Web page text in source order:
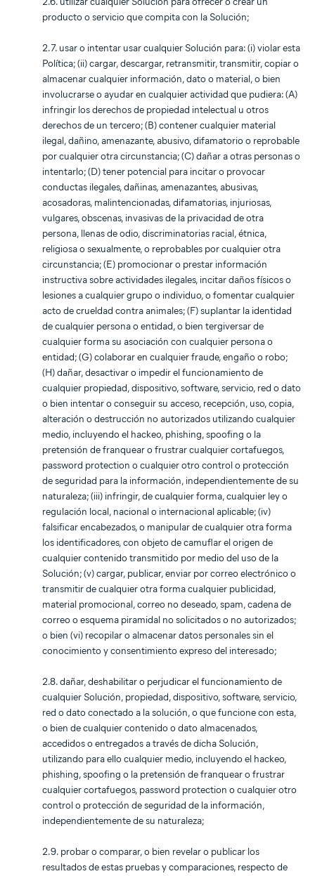
producto o servicio que compita con la Solución;
2.7. usar o intentar usar cualquier Solución para: (i) violar esta
Política; (ii) cargar, descargar, retransmitir, transmitir, copiar o
almacenar cualquier información, dato o material, o bien
involucrarse o ayudar en cualquier actividad que pudiera: (A)
infringir los derechos de propiedad intelectual u otros
derechos de un tercero; (B) contener cualquier material
ilegal, dañino, amenazante, abusivo, difamatorio o reprobable
por cualquier otra circunstancia; (C) dañar a otras personas o
intentarlo; (D) tener potencial para incitar o provocar
conductas ilegales, dañinas, amenazantes, abusivas,
acosadoras, malintencionadas, difamatorias, injuriosas,
vulgares, obscenas, invasivas de la privacidad de otra
persona, llenas de odio, discriminatorias racial, étnica,
religiosa o sexualmente, o reprobables por cualquier otra
circunstancia; (E) promocionar o prestar información
instructiva sobre actividades ilegales, incitar daños físicos o
lesiones a cualquier grupo o individuo, o fomentar cualquier
acto de crueldad contra animales; (F) suplantar la identidad
de cualquier persona o entidad, o bien tergiversar de
cualquier forma su asociación con cualquier persona o
entidad; (G) colaborar en cualquier fraude, engaño o robo;
(H) dañar, desactivar o impedir el funcionamiento de
cualquier propiedad, dispositivo, software, servicio, red o dato
o bien intentar o conseguir su acceso, recepción, uso, copia,
alteración o destrucción no autorizados utilizando cualquier
medio, incluyendo el hackeo, phishing, spoofing o la
pretensión de franquear o frustrar cualquier cortafuegos,
password protection o cualquier otro control o protección
de seguridad para la información, independientemente de su
naturaleza; (iii) infringir, de cualquier forma, cualquier ley o
regulación local, nacional o internacional aplicable; (iv)
falsificar encabezados, o manipular de cualquier otra forma
los identificadores, con objeto de camuflar el origen de
cualquier contenido transmitido por medio del uso de la
Solución; (v) cargar, publicar, enviar por correo electrónico o
transmitir de cualquier otra forma cualquier publicidad,
material promocional, correo no deseado, spam, cadena de
correo o esquema piramidal no solicitados o no autorizados;
o bien (vi) recopilar o almacenar datos personales sin el
conocimiento y consentimiento expreso del interesado;
2.8. dañar, deshabilitar o perjudicar el funcionamiento de
cualquier Solución, propiedad, dispositivo, software, servicio,
red o dato conectado a la solución, o que funcione con esta,
o bien de cualquier contenido o dato almacenados,
accedidos o entregados a través de dicha Solución,
utilizando para ello cualquier medio, incluyendo el hackeo,
phishing, spoofing o la pretensión de franquear o frustrar
cualquier cortafuegos, password protection o cualquier otro
control o protección de seguridad de la información,
independientemente de su naturaleza;
2.9. probar o comparar, o bien revelar o publicar los
resultados de estas pruebas y comparaciones, respecto de